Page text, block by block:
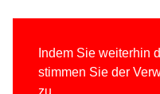
Indem Sie weiterhin
stimmen Sie der